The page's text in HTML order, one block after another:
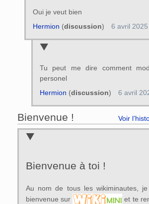
Oui je veut bien
Hermion (discussion) 6 avril
Tu peut me dire comment
personel
Hermion (discussion) 6 avril
Bienvenue ! Voir
Bienvenue à toi !
Au nom de tous les wikiminautes,
bienvenue sur
et te